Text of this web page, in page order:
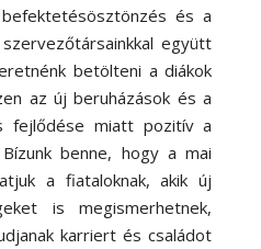
és a
együtt
betölteni a diákok
az új beruházások és a
fejlődése miatt pozitív a
benne, hogy a mai
a fiataloknak, akik új
is megismerhetnek,
karriert és családot